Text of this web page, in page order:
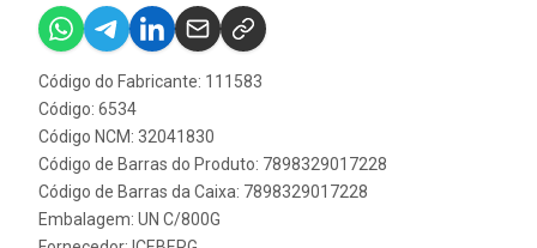
Código do Fabricante: 111583
Código: 6534
Código NCM: 32041830
Código de Barras do Produto: 7898329017228
Código de Barras da Caixa: 7898329017228
Embalagem: UN C/800G